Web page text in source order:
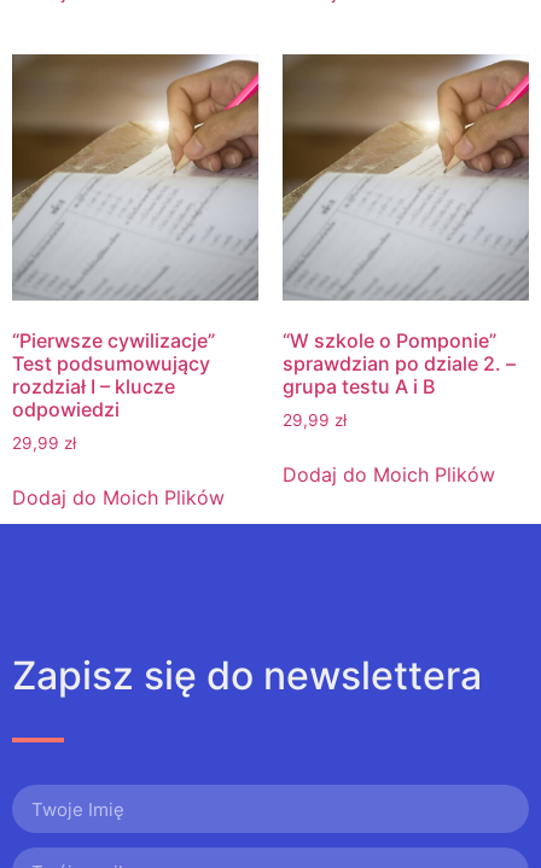
“Pierwsze cywilizacje”
Test podsumowujący
rozdział I – klucze
odpowiedzi
29,99 zł
Dodaj do Moich Plików
“W szkole o Pomponie”
sprawdzian po dziale 2. –
grupa testu A i B
29,99 zł
Dodaj do Moich Plików
Zapisz się do newslettera